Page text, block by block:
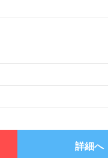
詳細へ